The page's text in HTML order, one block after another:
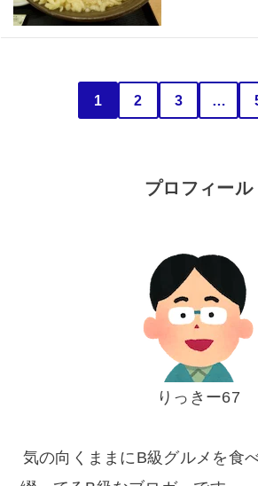
1 2 3
プロフィール
りっきー67
気の向くままにB級グルメを食